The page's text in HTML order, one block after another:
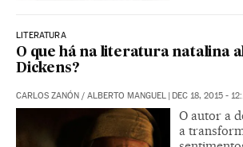
LITERATURA
O que há na literatura natalina
Dickens?
CARLOS ZANÓN / ALBERTO MANGUEL | DEC 18, 2015 -
O autor a
a